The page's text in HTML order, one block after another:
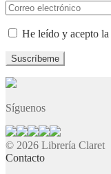
He leído y acepto la
Síguenos
© 2026 Librería Claret
Contacto